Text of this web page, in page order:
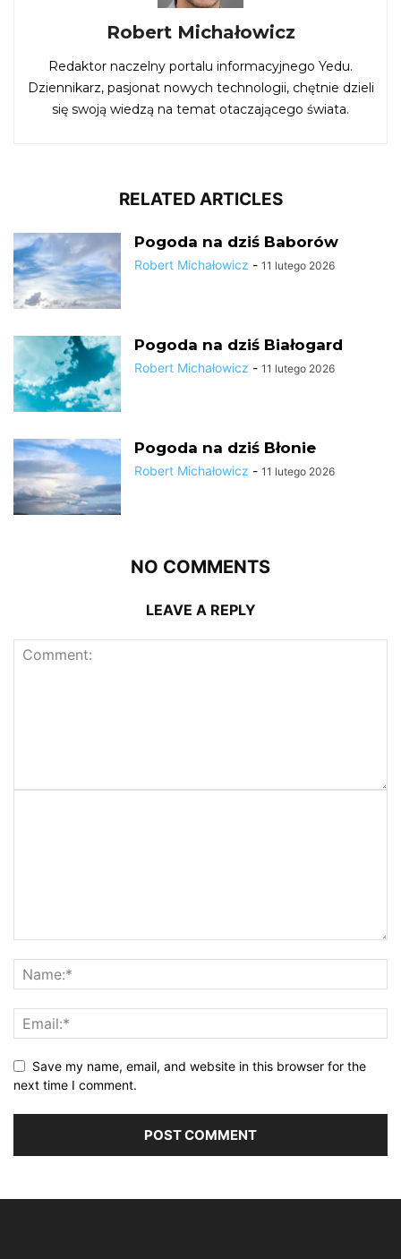
Robert Michałowicz
Redaktor naczelny portalu informacyjnego Yedu.
Dziennikarz, pasjonat nowych technologii, chętnie dzieli
się swoją wiedzą na temat otaczającego świata.
RELATED ARTICLES
Pogoda na dziś Baborów
Robert Michałowicz - 11 lutego 2026
Pogoda na dziś Białogard
Robert Michałowicz - 11 lutego 2026
Pogoda na dziś Błonie
Robert Michałowicz - 11 lutego 2026
NO COMMENTS
LEAVE A REPLY
Save my name, email, and website in this browser for the
next time I comment.